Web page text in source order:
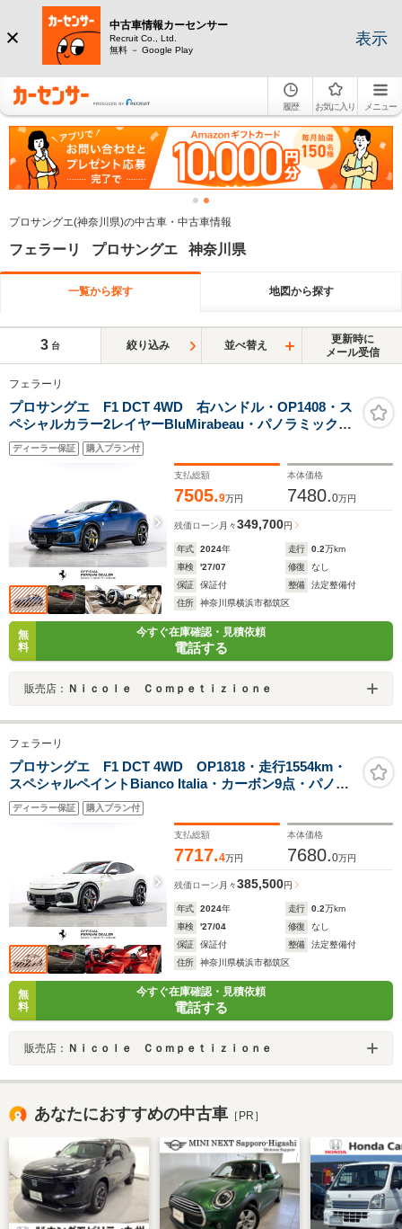
中古車情報カーセンサー
Recruit Co., Ltd.
無料 － Google Play
表示
履歴 お気に入り メニュー
プロサングエ(神奈川県)の中古車・中古車情報
フェラーリ プロサングエ 神奈川県
一覧から探す 地図から探す
3 台 絞り込み 並べ替え
更新時に
メール受信
フェラーリ
プロサングエ F1 DCT 4WD 右ハンドル・OP1408・ス
ペシャルカラー2レイヤーBluMirabeau・パノラミックガ
ラスルーフ・フロントリフター・LEDカーボンステアリ
ング・カーボンフロントスポイラー&リアディフューザー
ディーラー保証 購入プラン付
支払総額
7505.9万円
本体価格
7480.0万円
残価ローン 月々349,700円
年式 2024年 走行 0.2万km
車検
'27/07 修復
なし
保証
保証付 整備
法定整備付
住所
神奈川県横浜市都筑区
無
料
今すぐ在庫確認・見積依頼
電話する
販売店： Ｎｉｃｏｌｅ Ｃｏｍｐｅｔｉｚｉｏｎｅ
フェラーリ
プロサングエ F1 DCT 4WD OP1818・走行1554km・
スペシャルペイントBianco Italia・カーボン9点・パノラ
ミックガラスルーフ・スペシャルデザインシート・鍛造
ホイールオービットグレー・レザーカーペット
ディーラー保証 購入プラン付
支払総額
7717.4万円
本体価格
7680.0万円
残価ローン 月々385,500円
年式 2024年 走行 0.2万km
車検
'27/04 修復
なし
保証
保証付 整備
法定整備付
住所
神奈川県横浜市都筑区
無
料
今すぐ在庫確認・見積依頼
電話する
販売店： Ｎｉｃｏｌｅ Ｃｏｍｐｅｔｉｚｉｏｎｅ
あなたにおすすめの中古車 ［PR］